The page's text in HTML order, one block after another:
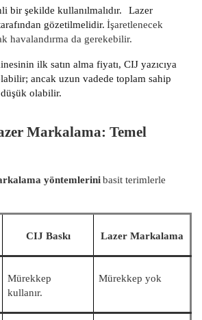
bir şekilde kullanılmalıdır.
Lazer
gözetilmelidir. İşaretlenecek
havalandırma da gerekebilir.
ilk satın alma fiyatı, CIJ yazıcıya
ancak uzun vadede toplam sahip
olabilir.
Markalama: Temel
yöntemlerinibasit terimlerle
CIJ Baskı Lazer Markalama
Mürekkep
kullanır.
Mürekkep yok